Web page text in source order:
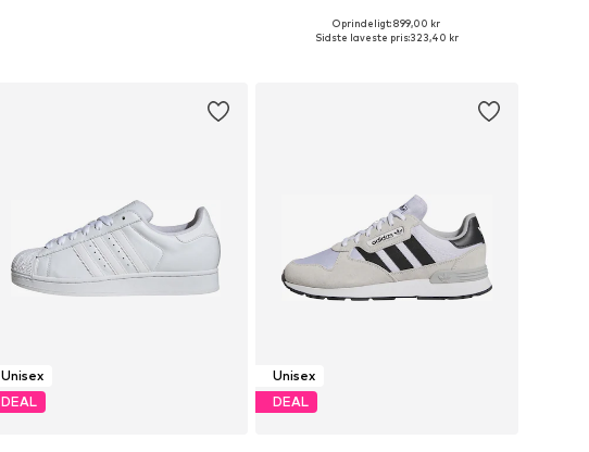
+3
Fås i mange størrelser
Oprindeligt: 899,00 kr
Sidste laveste pris:323,40 kr
Unisex
DEAL
Unisex
DEAL